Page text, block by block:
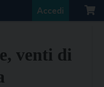
Accedi
venti di